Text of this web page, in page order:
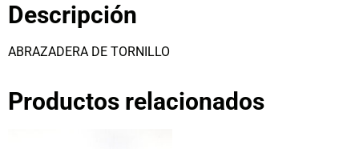
Descripción
ABRAZADERA DE TORNILLO
Productos relacionados